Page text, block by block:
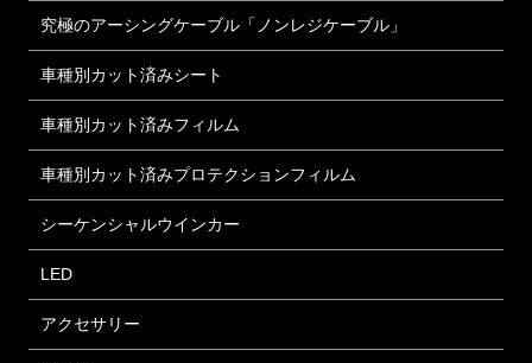
究極のアーシングケーブル「ノンレジケーブル」
車種別カット済みシート
車種別カット済みフィルム
車種別カット済みプロテクションフィルム
シーケンシャルウインカー
LED
アクセサリー